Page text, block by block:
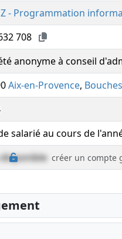
- Programmation
708
anonyme à conseil
Aix-en-Provence,
salarié au cours de
créer un compte